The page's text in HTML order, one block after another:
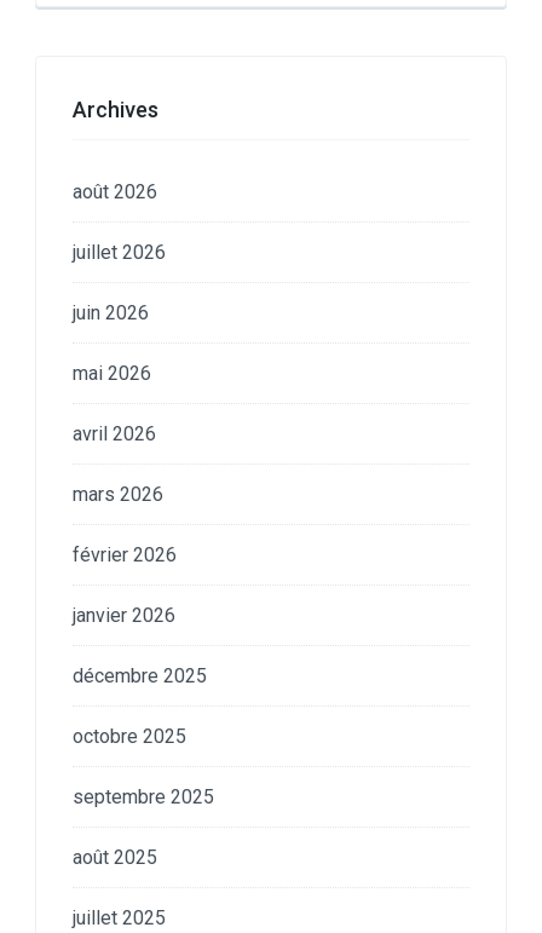
Archives
août 2026
juillet 2026
juin 2026
mai 2026
avril 2026
mars 2026
février 2026
janvier 2026
décembre 2025
octobre 2025
septembre 2025
août 2025
juillet 2025